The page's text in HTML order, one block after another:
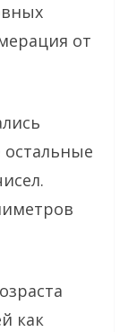
от
как